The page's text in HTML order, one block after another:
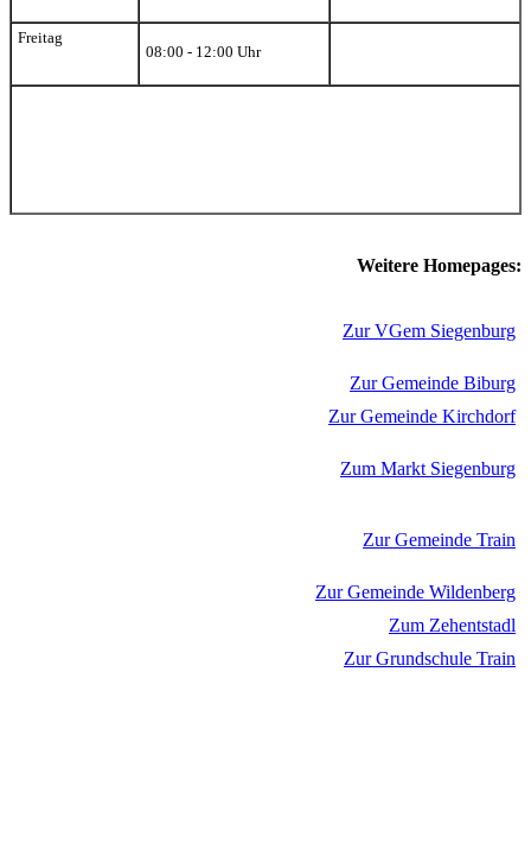
Freitag
08:00 - 12:00 Uhr
Weitere Homepages:
Zur VGem Siegenburg
Zur Gemeinde Biburg
Zur Gemeinde Kirchdorf
Zum Markt Siegenburg
Zur Gemeinde Train
Zur Gemeinde Wildenberg
Zum Zehentstadl
Zur Grundschule Train